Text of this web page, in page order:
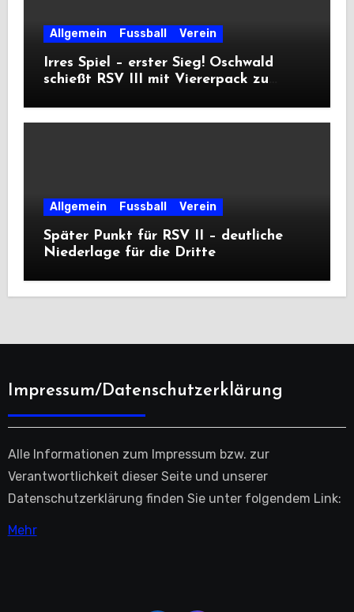
Allgemein Fussball Verein
Irres Spiel – erster Sieg! Oschwald
schießt RSV III mit Viererpack zu
Allgemein Fussball Verein
Später Punkt für RSV II – deutliche
Niederlage für die Dritte
Impressum/Datenschutzerklärung
Alle Informationen zum Impressum bzw. zur
Verantwortlichkeit dieser Seite und unserer
Datenschutzerklärung finden Sie unter folgendem Link:
Mehr